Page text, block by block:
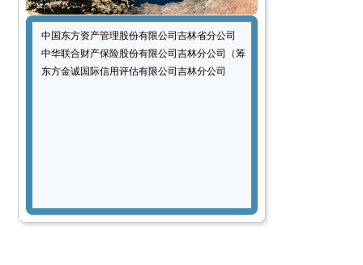
中国东方资产管理股份有限公司吉林省分公司
中华联合财产保险股份有限公司吉林分公司（筹）
东方金诚国际信用评估有限公司吉林分公司